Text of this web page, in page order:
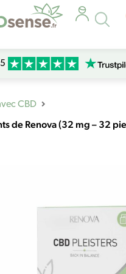
de
CBD
de Renova (32 mg – 32